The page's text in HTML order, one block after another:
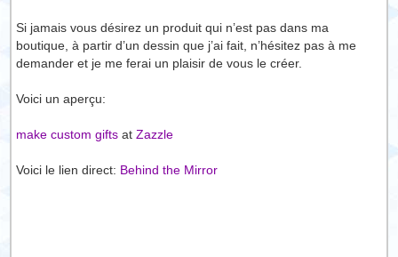
Si jamais vous désirez un produit qui n’est pas dans ma
boutique, à partir d’un dessin que j’ai fait, n’hésitez pas à me
demander et je me ferai un plaisir de vous le créer.
Voici un aperçu:
make custom gifts atZazzle
Voici le lien direct: Behind the Mirror